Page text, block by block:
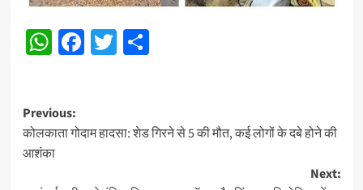
WhatsApp
Facebook
Twitter
Share
Post
navigation
Previous:
कोलकाता गोदाम हादसा: शेड गिरने से 5 की मौत, कई लोगों के दबे होने की
आशंका
Next: